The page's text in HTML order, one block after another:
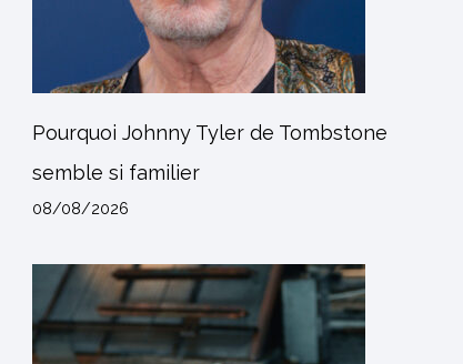
Pourquoi Johnny Tyler de Tombstone
semble si familier
08/08/2026